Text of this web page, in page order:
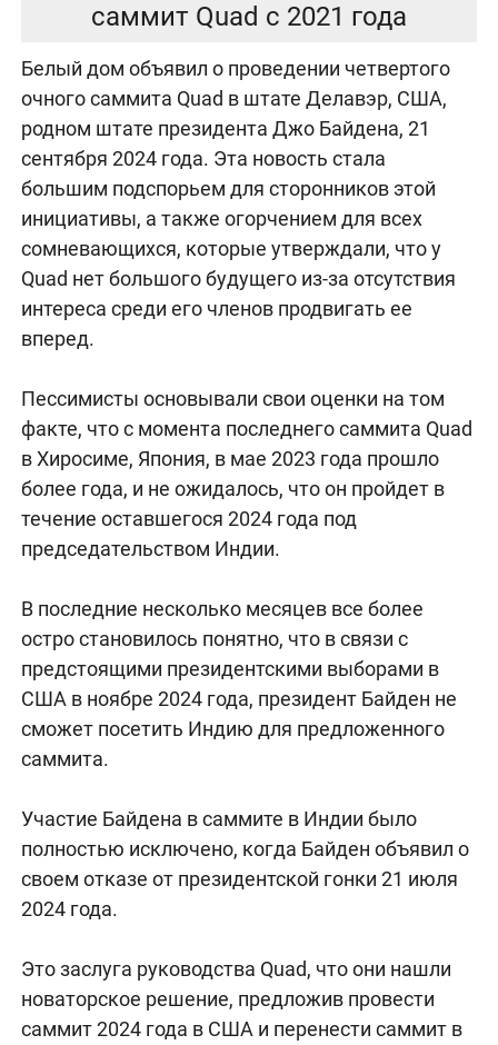
саммит Quad с 2021 года
Белый дом объявил о проведении четвертого
очного саммита Quad в штате Делавэр, США,
родном штате президента Джо Байдена, 21
сентября 2024 года. Эта новость стала
большим подспорьем для сторонников этой
инициативы, а также огорчением для всех
сомневающихся, которые утверждали, что у
Quad нет большого будущего из-за отсутствия
интереса среди его членов продвигать ее
вперед.
Пессимисты основывали свои оценки на том
факте, что с момента последнего саммита Quad
в Хиросиме, Япония, в мае 2023 года прошло
более года, и не ожидалось, что он пройдет в
течение оставшегося 2024 года под
председательством Индии.
В последние несколько месяцев все более
остро становилось понятно, что в связи с
предстоящими президентскими выборами в
США в ноябре 2024 года, президент Байден не
сможет посетить Индию для предложенного
саммита.
Участие Байдена в саммите в Индии было
полностью исключено, когда Байден объявил о
своем отказе от президентской гонки 21 июля
2024 года.
Это заслуга руководства Quad, что они нашли
новаторское решение, предложив провести
саммит 2024 года в США и перенести саммит в